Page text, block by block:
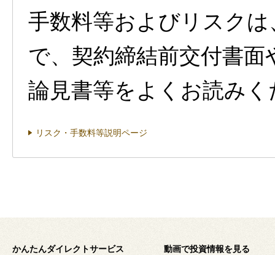
手数料等およびリスク
で、契約締結前交付書
論見書等をよくお読みく
リスク・手数料等説明ページ
かんたんダイレクトサービス
動画で投資情報を見る